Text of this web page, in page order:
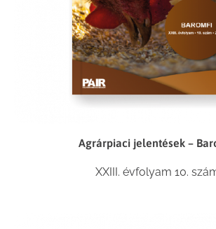
Agrárpiaci jelentések –
XXIII. évfolyam 10.